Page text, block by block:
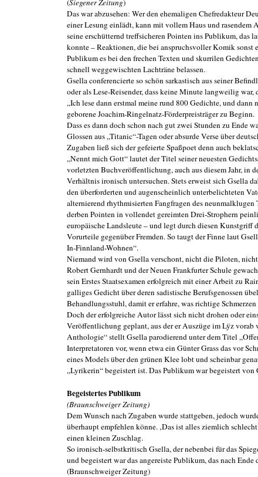
(Siegener Zeitung)
Das war abzusehen: Wer den ehemaligen Chefredakteur
einer Lesung einlädt, kann mit vollem Haus und rasendem
seine erschütternd treffsicheren Pointen ins Publikum, das
konnte – Reaktionen, die bei anspruchsvoller Komik sonst
Publikum es bei den frechen Texten und skurrilen
schnell weggewischten Lachträne belassen.
Gsella conferencierte so schön sarkastisch aus seiner
oder als Lese-Reisender, dass keine Minute langweilig
„Ich lese dann erstmal meine rund 800 Gedichte, und dann
geborene Joachim-Ringelnatz-Förderpreisträger zu Beginn.
Dass es dann doch schon nach gut zwei Stunden zu Ende
Glossen aus „Titanic“-Tagen oder absurde Verse über
Zugaben ließ sich der gefeierte Spaßpoet denn auch
„Nennt mich Gott“ lautet der Titel seiner neuesten
vorletzten Buchveröffentlichung, auch aus diesem Jahr, in
Verhältnis ironisch untersuchen. Stets erweist sich Gsella
den überforderten und augenscheinlich unterbelichteten
alternierend rhythmisierten Fangfragen des
derben Pointen in vollendet gereimten Drei-Strophern
europäische Landsleute – und legt durch diesen
Vorurteile gegenüber Fremden. So taugt der Finne laut
In-Finnland-Wohnen“.
Niemand wird von Gsella verschont, nicht die Piloten,
Robert Gernhardt und der Neuen Frankfurter Schule
sein Erstes Staatsexamen erfolgreich mit einer Arbeit zu
galliges Gedicht über deren sadistische Berufsgenossen
Behandlungsstuhl, damit er erfahre, was richtige Schmerzen
Doch der erfolgreiche Autor lässt sich nicht drohen oder
Veröffentlichung geplant, aus der er Auszüge im Lÿz
Anthologie“ stellt Gsella parodierend unter dem Titel
Interpretatoren vor, wenn etwa ein Günter Grass das vor
eines Models über den grünen Klee lobt und scheinbar
„Lyrikerin“ begeistert ist. Das Publikum war begeistert von
Begeistertes Publikum
(Braunschweiger Zeitung)
Dem Wunsch nach Zugaben wurde stattgeben, jedoch
überhaupt empfehlen könne. ‚Das ist alles ziemlich
einen kleinen Zuschlag.
So ironisch-selbstkritisch Gsella, der nebenbei für das
und begeistert war das angereiste Publikum, das nach
(Braunschweiger Zeitung)